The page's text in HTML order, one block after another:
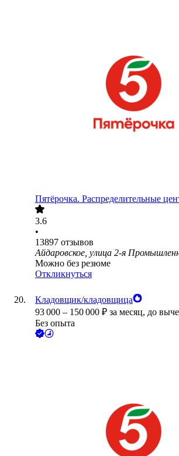
Пятёрочка. Распределительные
3.6
•
13897 отзывов
Айдаровское, улица 2-я
Можно без резюме
Откликнуться
Кладовщик/кладовщица
93 000 – 150 000 ₽ за месяц, до
Без опыта